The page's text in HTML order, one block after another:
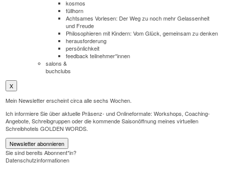
kosmos
füllhorn
Achtsames Vorlesen: Der Weg zu noch mehr Gelassenheit
und Freude
Philosophieren mit Kindern: Vom Glück, gemeinsam zu denken
herausforderung
persönlichkeit
feedback teilnehmer*innen
salons &
buchclubs
X
Mein Newsletter erscheint circa alle sechs Wochen.
Ich informiere Sie über aktuelle Präsenz- und Onlineformate: Workshops, Coaching-
Angebote, Schreibgruppen oder die kommende Saisonöffnung meines virtuellen
Schreibhotels GOLDEN WORDS.
Newsletter abonnieren
Sie sind bereits Abonnent*in?
Datenschutzinformationen